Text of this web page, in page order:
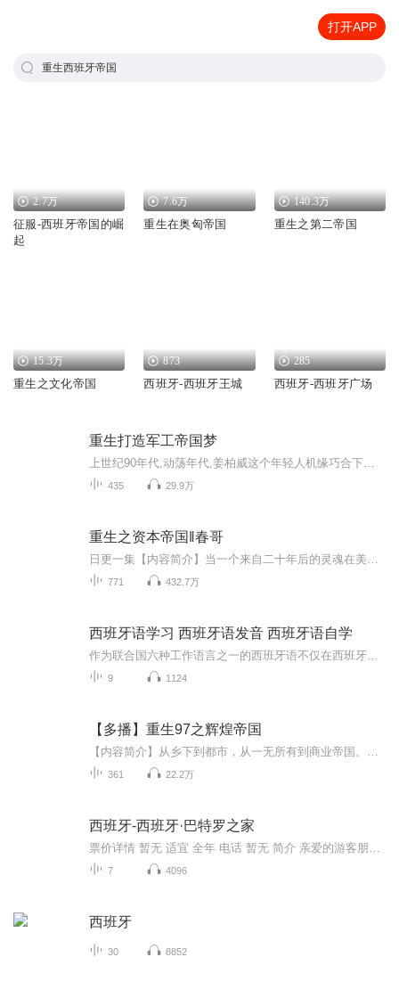
打开APP
重生西班牙帝国
2.7万
征服-西班牙帝国的崛
起
7.6万
重生在奥匈帝国
140.3万
重生之第二帝国
15.3万
重生之文化帝国
873
西班牙-西班牙王城
285
西班牙-西班牙广场
重生打造军工帝国梦
435 29.9万
重生之资本帝国‖春哥
771 432.7万
西班牙语学习 西班牙语发音 西班牙语自学
9 1124
【多播】重生97之辉煌帝国
361 22.2万
西班牙-西班牙·巴特罗之家
7 4096
西班牙
30 8852